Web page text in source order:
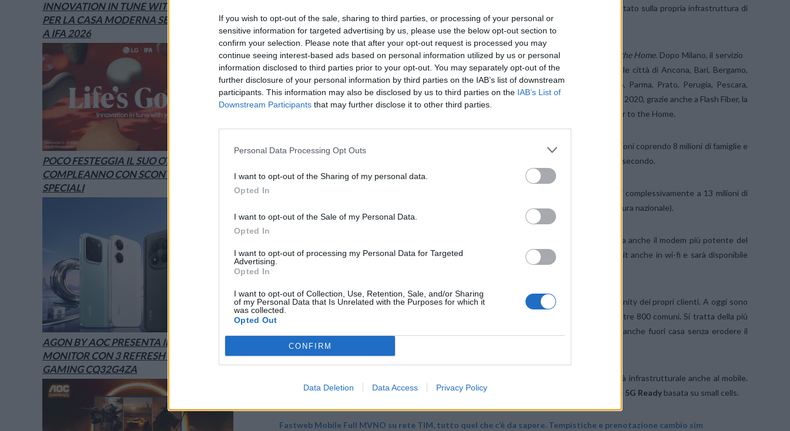
If you wish to opt-out of the sale, sharing to third parties, or processing of your personal or
sensitive information for targeted advertising by us, please use the below opt-out section to
confirm your selection. Please note that after your opt-out request is processed you may
continue seeing interest-based ads based on personal information utilized by us or personal
information disclosed to third parties prior to your opt-out. You may separately opt-out of the
further disclosure of your personal information by third parties on the IAB’s list of downstream
participants. This information may also be disclosed by us to third parties on the IAB’s List of
Downstream Participants that may further disclose it to other third parties.
Personal Data Processing Opt Outs
I want to opt-out of the Sharing of my personal data.
Opted In
I want to opt-out of the Sale of my Personal Data.
Opted In
I want to opt-out of processing my Personal Data for Targeted
Advertising.
Opted In
I want to opt-out of Collection, Use, Retention, Sale, and/or Sharing
of my Personal Data that Is Unrelated with the Purposes for which it
was collected.
Opted Out
CONFIRM
Data Deletion Data Access Privacy Policy
nel 2016, Fastweb ha puntato sulla propria infrastruttura di
rete per crescere e per offrire servizi di qualità sia nel mercato Consumer sia in quello Business.
Oggi Fastweb attiva aMilanoi primi clienti con velocità fino a 1 Gigabit e tecnologia Fiber to the Home. Dopo Milano, il servizio
Internet fino a 1 Gigabit sarà lanciato aTorinoeBologna, ed esteso a partire dal 2017 nelle città di Ancona, Bari, Bergamo,
Brescia, Catania, Firenze, Genova, Messina, Modena, Monza, Napoli, Roma, Padova, Palermo, Parma, Prato, Perugia, Pescara,
Reggio Calabria, Reggio Emilia, Salerno, Siena, Trento, Trieste, Venezia, Verona, Vicenza. Entro il 2020, grazie anche a Flash Fiber, la
joint venture creata insieme a Tim, Fastweb raggiungerà 5 milioni di famiglie con tecnologia Fiber to the Home.
Fastweb raggiungerà in
anche i distretti industriali e le città di medie dimensioni coprendo 8 milioni di famiglie e
imprese entro il 2020 con tecnologia Fiber to the Cabinet e con velocità fino a 200 Megabit per secondo.
Nel 2020 i servizi a banda ultralarga di Fastweb (FTTH e FTTC) saranno quindi resi disponibili complessivamente a 13 milioni di
famiglie e imprese (50% di copertura nazionale), rispetto ai 7,5 milioni a fine 2016 (30% di copertura nazionale).
Per permettere ai propri clienti di fruire al meglio delle performance della rete, Fastweb lancia anche il modem più potente del
mercato. FastGate, completamente configurabile tramite app, permette di navigare a 1 Gigabit anche in wi-fi e sarà disponibile
Insieme alla rete fissa, Fastweb potenzia anche WOW FI, il wi-fi condiviso basato sulla community dei propri clienti. A oggi sono
circa 1,5 milioni i clienti abilitati a utilizzare il servizio, compreso nell’abbonamento di casa, in oltre 800 comuni. Si tratta della più
vasta community wi-fi in Italia. Grazie a WOW FI i clienti Fastweb possono navigare in wi-fi anche fuori casa senza erodere il
traffico dati della propria SIM.
Fastweb intende offrire ai clienti servizi sempre più convergenti estendendo la propria qualità infrastrutturale anche al mobile.
Per questo, oltre a lanciare servizi 4G e 4Gplus su rete Tim, annuncia la realizzazione di una
rete 5G Ready basata su small cells.
Fastweb Mobile Full MVNO su rete TIM, tutto quel che c’è da sapere. Tempistiche e prenotazione cambio sim
INNOVATION IN TUNE WITH YOU: L’AI
PER LA CASA MODERNA SECONDO LG È
A IFA 2026
POCO FESTEGGIA IL SUO OTTAVO
COMPLEANNO CON SCONTI E OFFERTE
SPECIALI
AGON BY AOC PRESENTA IL NUOVO
MONITOR CON 3 REFRESH RATE: ECCO IL
GAMING CQ32G4ZA